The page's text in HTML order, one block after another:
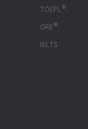
TOEFL®
GRE®
IELTS